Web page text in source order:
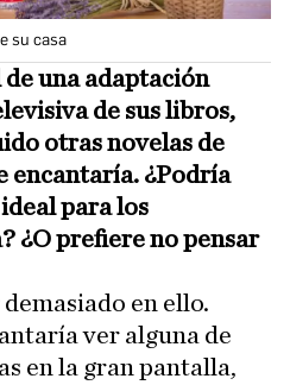
su casa
una adaptación
de sus libros,
otras novelas de
encantaría. ¿Podría
para los
¿O prefiere no pensar
en ello.
ver alguna de
en la gran pantalla,